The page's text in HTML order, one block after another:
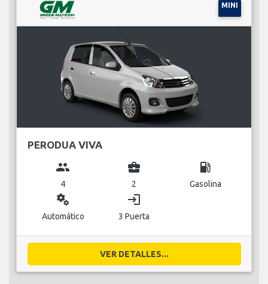
MINI
PERODUA VIVA
group
4
business_center
2
local_gas_station
Gasolina
miscellaneous_services
Automático
login
3 Puerta
VER DETALLES...